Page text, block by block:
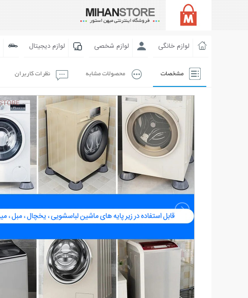
لوازم خانگی لوازم شخصی لوازم دیجیتال
مشخصات محصولات مشابه نظرات کاربران